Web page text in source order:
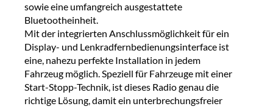
sowie eine umfangreich ausgestattete
Bluetootheinheit.
Mit der integrierten Anschlussmöglichkeit für ein
Display- und Lenkradfernbedienungsinterface ist
eine, nahezu perfekte Installation in jedem
Fahrzeug möglich. Speziell für Fahrzeuge mit einer
Start-Stopp-Technik, ist dieses Radio genau die
richtige Lösung, damit ein unterbrechungsfreier